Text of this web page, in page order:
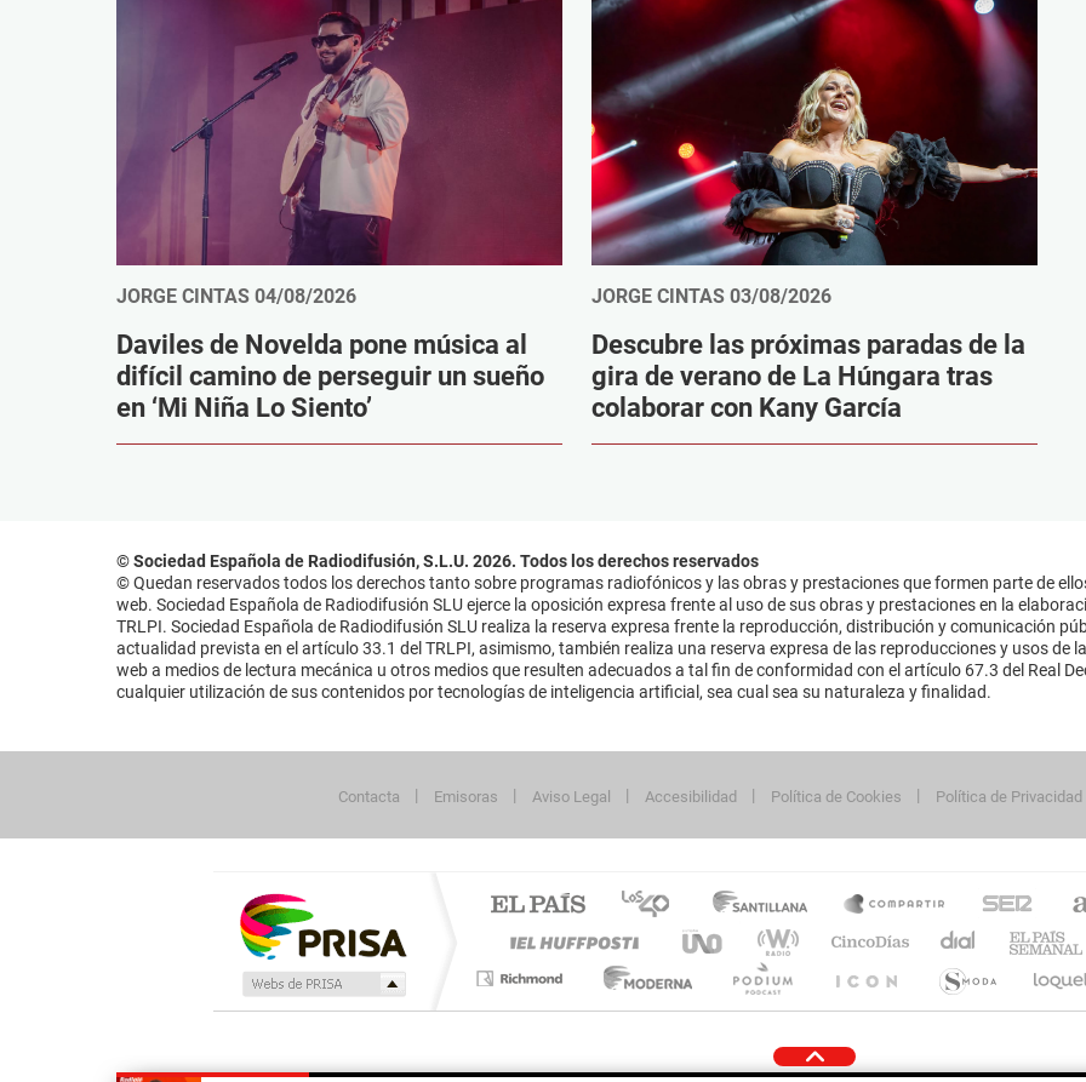
JORGE CINTAS 04/08/2026
Daviles de Novelda pone música al
difícil camino de perseguir un sueño
en ‘Mi Niña Lo Siento’
JORGE CINTAS 03/08/2026
Descubre las próximas paradas de la
gira de verano de La Húngara tras
colaborar con Kany García
© Sociedad Española de Radiodifusión, S.L.U. 2026. Todos los derechos reservados
© Quedan reservados todos los derechos tanto sobre programas radiofónicos y las obras y prestaciones que formen parte de
web. Sociedad Española de Radiodifusión SLU ejerce la oposición expresa frente al uso de sus obras y prestaciones en la
TRLPI. Sociedad Española de Radiodifusión SLU realiza la reserva expresa frente la reproducción, distribución y comunicación
actualidad prevista en el artículo 33.1 del TRLPI, asimismo, también realiza una reserva expresa de las reproducciones y usos de
web a medios de lectura mecánica u otros medios que resulten adecuados a tal fin de conformidad con el artículo 67.3 del Real
cualquier utilización de sus contenidos por tecnologías de inteligencia artificial, sea cual sea su naturaleza y finalidad.
Contacta Emisoras Aviso Legal Accesibilidad Política de Cookies Política de Privacidad